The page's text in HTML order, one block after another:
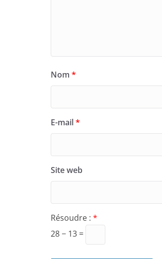
Nom *
E-mail*
Site web
Résoudre : *
28 − 13 =